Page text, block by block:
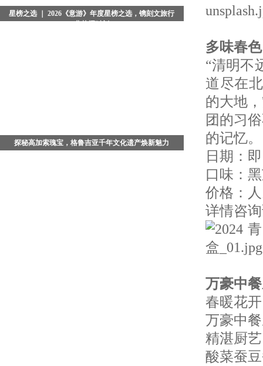
星榜之选 ｜ 2026《意游》年度星榜之选，镌刻文旅行
探秘高加索瑰宝，格鲁吉亚千年文化遗产焕新魅力
多味春
“清明不
道尽在
的大地
团的习
的记忆。
日期：
口味：
价格：
详情咨询
万豪中
春暖花
万豪中
精湛厨
酸菜蚕